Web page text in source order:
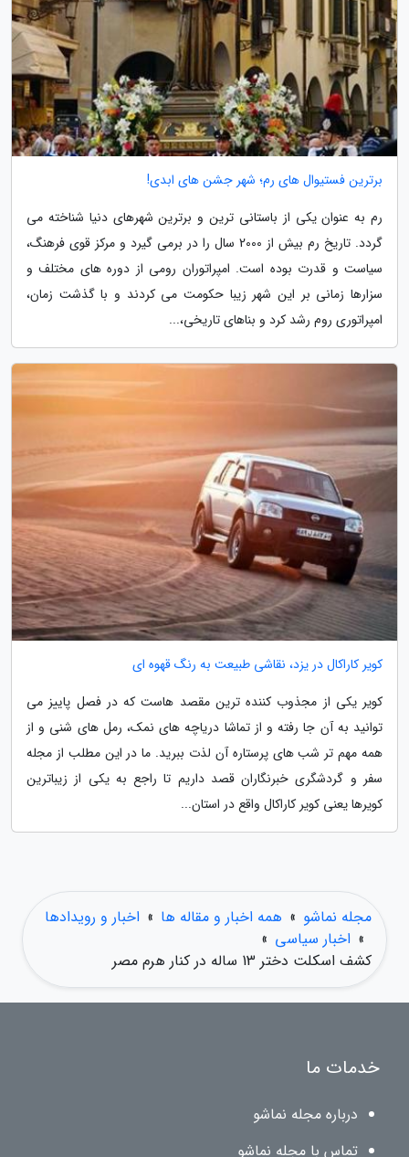
برترین فستیوال های رم؛ شهر جشن های ابدی!
رم به عنوان یکی از باستانی ترین و برترین شهرهای دنیا شناخته می
گردد. تاریخ رم بیش از 2000 سال را در برمی گیرد و مرکز قوی فرهنگ،
سیاست و قدرت بوده است. امپراتوران رومی از دوره های مختلف و
سزارها زمانی بر این شهر زیبا حکومت می کردند و با گذشت زمان،
امپراتوری روم رشد کرد و بناهای تاریخی،...
کویر کاراکال در یزد، نقاشی طبیعت به رنگ قهوه ای
کویر یکی از مجذوب کننده ترین مقصد هاست که در فصل پاییز می
توانید به آن جا رفته و از تماشا دریاچه های نمک، رمل های شنی و از
همه مهم تر شب های پرستاره آن لذت ببرید. ما در این مطلب از مجله
سفر و گردشگری خبرنگاران قصد داریم تا راجع به یکی از زیباترین
کویرها یعنی کویر کاراکال واقع در استان...
مجله نماشو » همه اخبار و مقاله ها » اخبار و رویدادها
» اخبار سیاسی »
کشف اسکلت دختر 13 ساله در کنار هرم مصر
خدمات ما
درباره مجله نماشو
تماس با مجله نماشو